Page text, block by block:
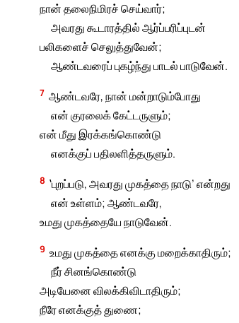
நான் தலைநிமிரச் செய்வார்;
அவரது கூடாரத்தில் ஆர்ப்பரிப்புடன்
பலிகளைச் செலுத்துவேன்;
ஆண்டவரைப் புகழ்ந்து பாடல் பாடுவேன்.
7 ஆண்டவரே, நான் மன்றாடும்போது
என் குரலைக் கேட்டருளும்;
என் மீது இரக்கங்கொண்டு
எனக்குப் பதிலளித்தருளும்.
8 ‛புறப்படு, அவரது முகத்தை நாடு’ என்றது
என் உள்ளம்; ஆண்டவரே,
உமது முகத்தையே நாடுவேன்.
9 உமது முகத்தை எனக்கு மறைக்காதிரும்;
நீர் சினங்கொண்டு
அடியேனை விலக்கிவிடாதிரும்;
நீரே எனக்குத் துணை;